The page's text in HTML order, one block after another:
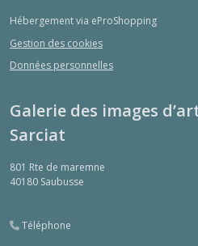
Hébergement via eProShopping
Gestion des cookies
Données personnelles
Galerie des images
Sarciat
801 Rte de maremne
40180 Saubusse
Téléphone